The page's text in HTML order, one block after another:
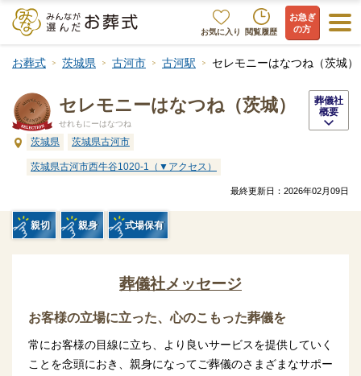
お気に入り 閲覧履歴
お急ぎ
の方
お葬式 茨城県 古河市 古河駅 セレモニーはなつね（茨城）
セレモニーはなつね（茨城）
せれもにーはなつね
茨城県 茨城県古河市
茨城県古河市西牛谷1020-1（▼アクセス）
葬儀社
概要
最終更新日： 2026年02月09日
親切 親身 式場保有
葬儀社メッセージ
お客様の立場に立った、心のこもった葬儀を
常にお客様の目線に立ち、より良いサービスを提供していく
ことを念頭におき、親身になってご葬儀のさまざまなサポー